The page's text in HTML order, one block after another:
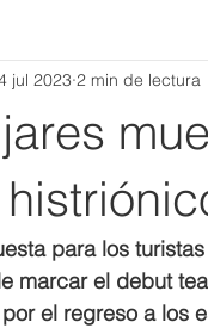
jul 2023 2 min de lectura
para los
marcar el debut
el regreso a los